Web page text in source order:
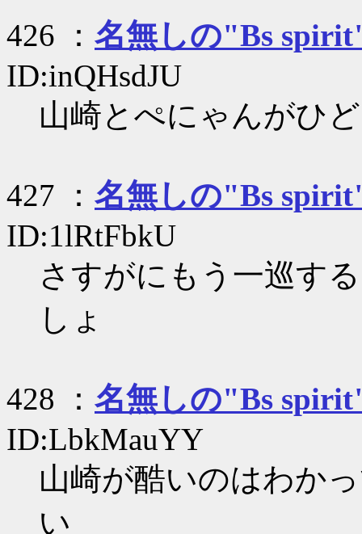
426 ： 名無しの"Bs
ID:inQHsdJU
山崎とぺにゃんがひ
427 ： 名無しの"Bs
ID:1lRtFbkU
さすがにもう一巡す
しょ
428 ： 名無しの"Bs
ID:LbkMauYY
山崎が酷いのはわか
い